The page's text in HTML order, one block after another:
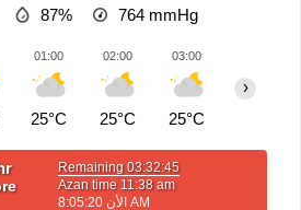
87% 764 mmHg
01:00
25°C
02:00
25°C
03:00
25°C
›